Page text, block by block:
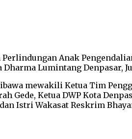
Anak
Lumintang Denpasar,
mewakili Ketua Tim
Gede, Ketua DWP Kota
Istri Wakasat Reskrim